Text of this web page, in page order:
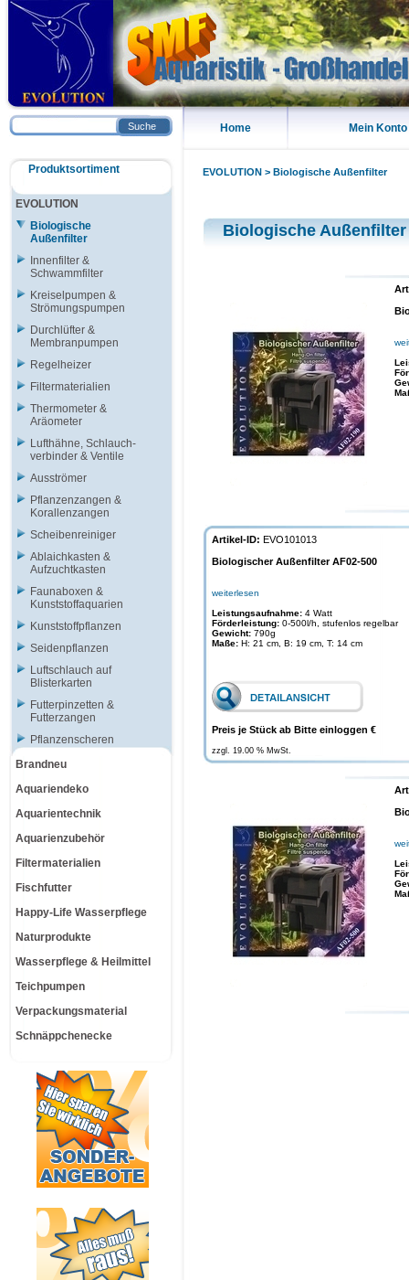
Home Mein Konto
EVOLUTION > Biologische Außenfilter
Biologische Außenfilter
Artikel-ID: EVO101013
Biologischer Außenfilter AF02-500
weiterlesen
Leistungsaufnahme: 4 Watt
Förderleistung: 0-500l/h, stufenlos regelbar
Gewicht: 790g
Maße: H: 21 cm, B: 19 cm, T: 14 cm
Preis je Stück ab Bitte einloggen €
zzgl. 19.00 % MwSt.
Suche
Produktsortiment
EVOLUTION
Biologische
Außenfilter
Innenfilter &
Schwammfilter
Kreiselpumpen &
Strömungspumpen
Durchlüfter &
Membranpumpen
Regelheizer
Filtermaterialien
Thermometer &
Aräometer
Lufthähne, Schlauch-
verbinder & Ventile
Ausströmer
Pflanzenzangen &
Korallenzangen
Scheibenreiniger
Ablaichkasten &
Aufzuchtkasten
Faunaboxen &
Kunststoffaquarien
Kunststoffpflanzen
Seidenpflanzen
Luftschlauch auf
Blisterkarten
Futterpinzetten &
Futterzangen
Pflanzenscheren
Brandneu
Aquariendeko
Aquarientechnik
Aquarienzubehör
Filtermaterialien
Fischfutter
Happy-Life Wasserpflege
Naturprodukte
Wasserpflege & Heilmittel
Teichpumpen
Verpackungsmaterial
Schnäppchenecke